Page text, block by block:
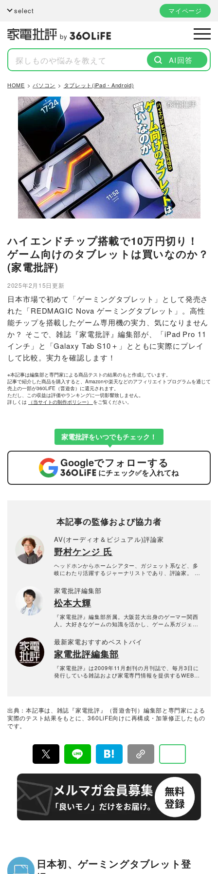
select マイページ
by
AI回答
HOME パソコン タブレット(iPad・Android)
ハイエンドチップ搭載で10万円切り！
ゲーム向けのタブレットは買いなのか？
(家電批評)
2025年2月15日更新
日本市場で初めて「ゲーミングタブレット」として発売さ
れた「REDMAGIC Nova ゲーミングタブレット」。高性
能チップを搭載したゲーム専用機の実力、気になりません
か？ そこで、雑誌『家電批評』編集部が、「iPad Pro 11
インチ」と「Galaxy Tab S10＋」とともに実際にプレイ
して比較。実力を確認します！
※本記事は編集部と専門家による商品テストの結果のもと作成しています。
記事で紹介した商品を購入すると、Amazonや楽天などのアフィリエイトプログラムを通じて
売上の一部が360LiFE（晋遊舎）に還元されます。
ただし、この収益は評価やランキングに一切影響致しません。
詳しくは
（当サイトの制作ポリシー） をご覧ください。
家電批評をいつでもチェック！
Googleでフォローする
にチェック✅を入れてね
本記事の監修および協力者
AV(オーディオ＆ビジュアル)評論家
野村ケンジ 氏
ヘッドホンからホームシアター、ガジェット系など、多
岐にわたり活躍するジャーナリストであり、評論家。 特
主軸に、VGPライフスタイル審査委員やヘッドフォンブ
ック・アワード審査員として年間300製品以上の新製品を
10年以上にわたり試聴し続けている。 専門誌やWEBメデ
ィアへのレビュー記事執筆に加え、TBSテレビ『開運音
楽堂』やFMラジオ『ふわっと』に出演歴があり、YouTu
be「ノムケンLabチャンネル」運営やイベント主催な
家電批評編集部
松本大輝
『家電批評』編集部所属。大阪芸大出身のゲーマー関西
人。大好きなゲームの知識を活かし、ゲーム系ガジェッ
関連家電の比較検証にもチャレンジ予定！
最新家電おすすめベストバイ
家電批評編集部
『家電批評』は2009年11月創刊の月刊誌で、毎月3日に
発行している雑誌および家電専門情報を提供するWEBメ
検証機関が実機テストを行い、価格やブランドに惑わさ
れることなく製品の本質的な性能を見極め、その良し悪
出典：本記事は、雑誌『家電批評』（晋遊舎刊）編集部と専門家による
実際のテスト結果をもとに、360LiFE向けに再構成・加筆修正したもの
です。
日本初、ゲーミングタブレット登